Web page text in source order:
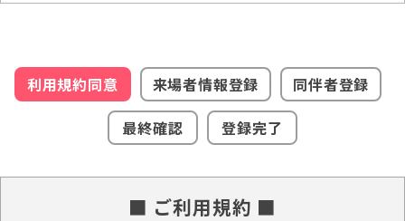
利用規約同意 来場者情報登録
同伴者登録
最終確認
登録完了
■ ご利用規約 ■